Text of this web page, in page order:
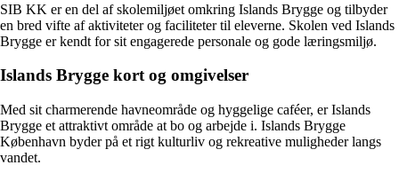
SIB KK er en del af skolemiljøet omkring Islands Brygge og tilbyder
en bred vifte af aktiviteter og faciliteter til eleverne. Skolen ved Islands
Brygge er kendt for sit engagerede personale og gode læringsmiljø.
Islands Brygge kort og omgivelser
Med sit charmerende havneområde og hyggelige caféer, er Islands
Brygge et attraktivt område at bo og arbejde i. Islands Brygge
København byder på et rigt kulturliv og rekreative muligheder langs
vandet.